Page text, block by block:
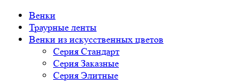
Венки
Траурные ленты
Венки из искусственных цветов
Серия Стандарт
Серия Заказные
Серия Элитные